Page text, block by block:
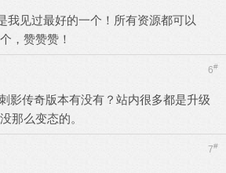
我见过最好的一个！所有资源都可以
，赞赞赞！
6#
影传奇版本有没有？站内很多都是升级
那么变态的。
7#